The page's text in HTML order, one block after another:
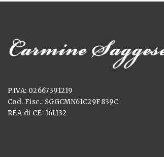
P.IVA: 02667391219
Cod. Fisc.: SGGCMN61C29F839C
REA di CE: 161132